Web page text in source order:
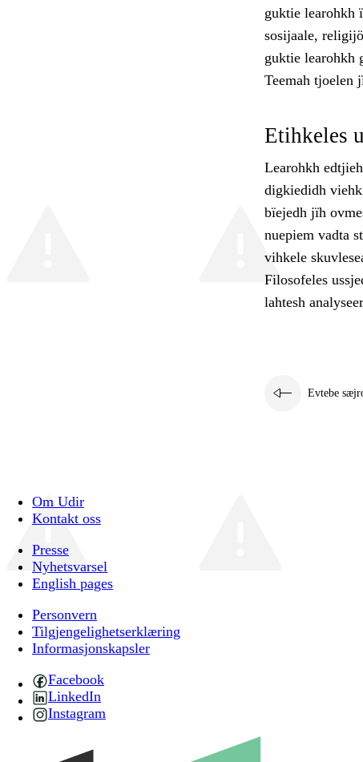
guktie learohkh
sosijaale,
guktie learohkh
Teemah tjoelen
Etihkeles
Learohkh
digkiedidh
bïejedh jïh
nuepiem vadta
vihkele
Filosofeles
lahtesh
Evtebe
Om Udir
Kontakt oss
Presse
Nyhetsvarsel
English pages
Personvern
Tilgjengelighetserklæring
Informasjonskapsler
Facebook
LinkedIn
Instagram